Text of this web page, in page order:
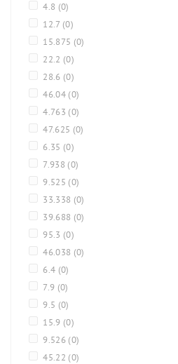
4.8 (0)
12.7 (0)
15.875 (0)
22.2 (0)
28.6 (0)
46.04 (0)
4.763 (0)
47.625 (0)
6.35 (0)
7.938 (0)
9.525 (0)
33.338 (0)
39.688 (0)
95.3 (0)
46.038 (0)
6.4 (0)
7.9 (0)
9.5 (0)
15.9 (0)
9.526 (0)
45.22 (0)